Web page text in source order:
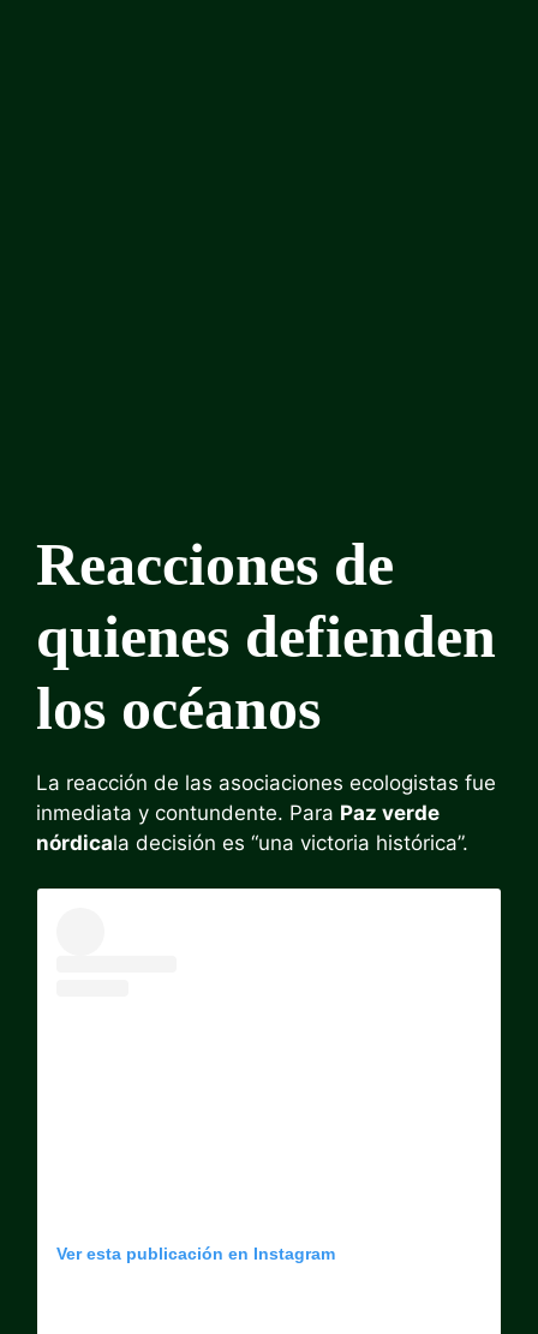
Reacciones de
quienes defienden
los océanos
La reacción de las asociaciones ecologistas fue
inmediata y contundente. Para Paz verde
nórdicala decisión es “una victoria histórica”.
Ver esta publicación en Instagram